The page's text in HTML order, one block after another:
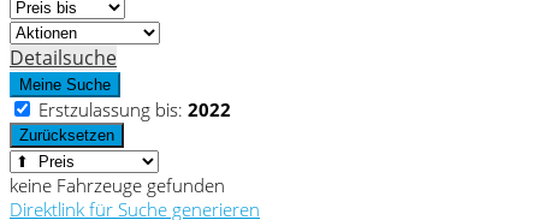
Detailsuche
Meine Suche
Erstzulassung bis: 2022
Zurücksetzen
keine Fahrzeuge gefunden
Direktlink für Suche generieren